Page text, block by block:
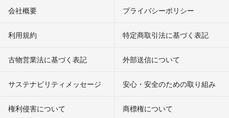
会社概要 プライバシーポリシー
利用規約 特定商取引法に基づく表記
古物営業法に基づく表記 外部送信について
サステナビリティメッセージ 安心・安全のための取り組み
権利侵害について
商標権について